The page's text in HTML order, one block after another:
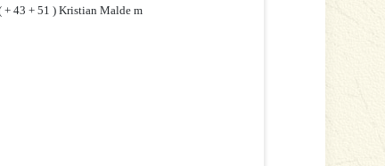
+ 43 + 51 ) Kristian Malde m